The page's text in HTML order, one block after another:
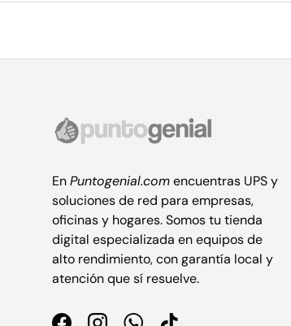
EnPuntogenial.comencuentras UPS y
soluciones de red para empresas,
oficinas y hogares. Somos tu tienda
digital especializada en equipos de
alto rendimiento, con garantía local y
atención que sí resuelve.